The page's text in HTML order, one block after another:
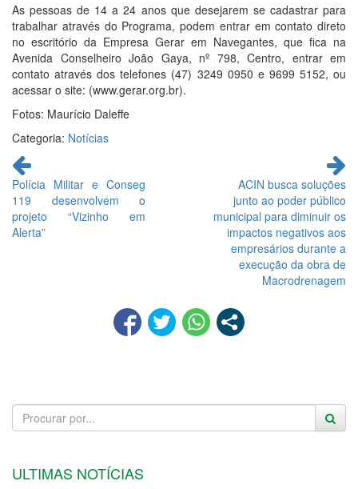
As pessoas de 14 a 24 anos que desejarem se cadastrar para
trabalhar através do Programa, podem entrar em contato direto
no escritório da Empresa Gerar em Navegantes, que fica na
Avenida Conselheiro João Gaya, nº 798, Centro, entrar em
contato através dos telefones (47) 3249 0950 e 9699 5152, ou
acessar o site: (www.gerar.org.br).
Fotos: Maurício Daleffe
Categoria: Notícias
Continue
lendo
Polícia Militar e Conseg
119 desenvolvem o
projeto “Vizinho em
Alerta”
ACIN busca soluções
junto ao poder público
municipal para diminuir os
impactos negativos aos
empresários durante a
execução da obra de
Macrodrenagem
ULTIMAS NOTÍCIAS